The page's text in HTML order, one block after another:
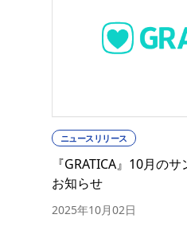
ニュースリリース
『GRATICA』10月の
お知らせ
2025年10月02日